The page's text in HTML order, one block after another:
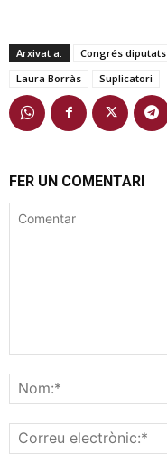
Arxivat a: Congrés diputats
Laura Borràs
Suplicatori
FER UN COMENTARI